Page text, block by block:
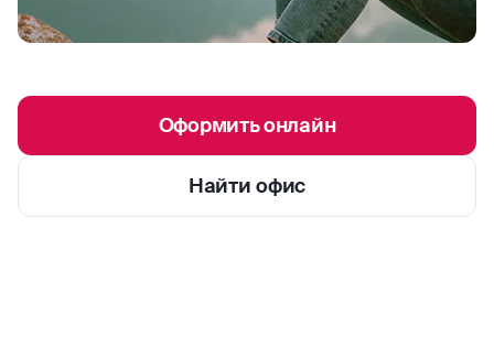
Оформить онлайн
Найти офис